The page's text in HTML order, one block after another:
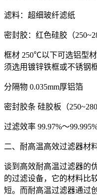
滤料：超细玻纤滤纸
密封胶：红色硅胶（
框材 250℃以下可选铝型
须选用镀锌铁框或不锈钢
分隔物 0.035mm厚铝箔
密封胶条 硅胶板（
过滤效率 99.97%～
二、耐高温高效过滤器材料
谈到高效耐高温过滤器的
的过滤设备，它的材料比
短。而耐高温过滤器通过